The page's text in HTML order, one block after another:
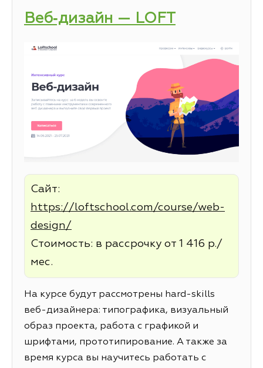
Веб‑дизайн — LOFT
Сайт:
https://loftschool.com/course/web-
design/
Стоимость: в рассрочку от 1 416 р./
мес.
На курсе будут рассмотрены hard-skills
веб-дизайнера: типографика, визуальный
образ проекта, работа с графикой и
шрифтами, прототипирование. А также за
время курса вы научитесь работать с